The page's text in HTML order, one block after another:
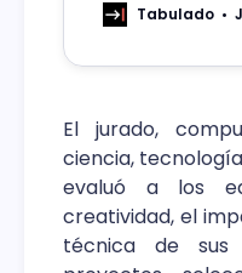
sociales.Tabulado
El jurado,
ciencia,
evaluó a los
creatividad, el
técnica de sus